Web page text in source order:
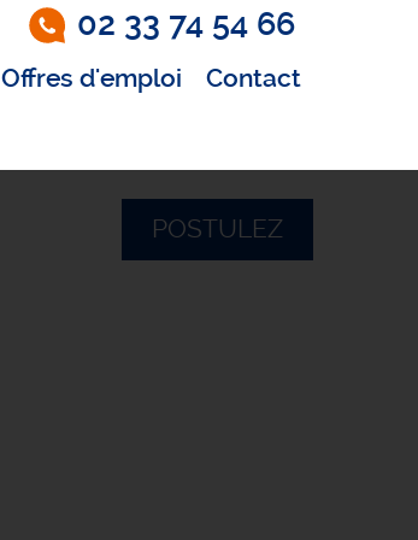
02 33 74 54 66
Offres d'emploi Contact
POSTULEZ